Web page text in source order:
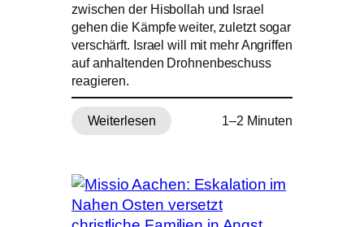
zwischen der Hisbollah und Israel
gehen die Kämpfe weiter, zuletzt sogar
verschärft. Israel will mit mehr Angriffen
auf anhaltenden Drohnenbeschuss
reagieren.
Weiterlesen
:
israelisch-
libanesischen
Grenzgebiet
1–2 Minuten